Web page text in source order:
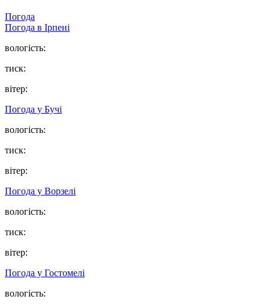
Погода
Погода в Ірпені
вологість:
тиск:
вітер:
Погода у Бучі
вологість:
тиск:
вітер:
Погода у Ворзелі
вологість:
тиск:
вітер:
Погода у Гостомелі
вологість: